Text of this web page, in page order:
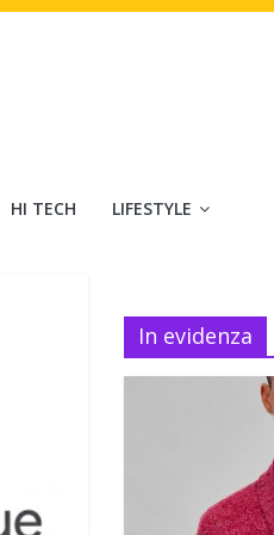
HI TECH LIFESTYLE
In evidenza